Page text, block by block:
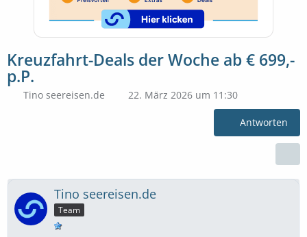
Kreuzfahrt-Deals der Woche ab € 699,-
p.P.
Tino seereisen.de 22. März 2026 um 11:30
Antworten
Tino seereisen.de
Team